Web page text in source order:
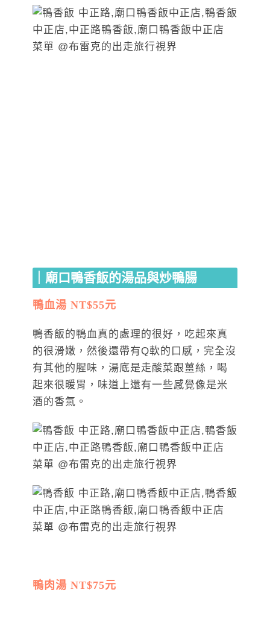
｜廟口鴨香飯的湯品與炒鴨腸
鴨血湯 NT$55元
鴨香飯的鴨血真的處理的很好，吃起來真
的很滑嫩，然後還帶有Q軟的口感，完全沒
有其他的腥味，湯底是走酸菜跟薑絲，喝
起來很暖胃，味道上還有一些感覺像是米
酒的香氣。
鴨肉湯 NT$75元